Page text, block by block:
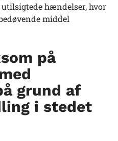
hændelser, hvor
middel
på
grund af
i stedet